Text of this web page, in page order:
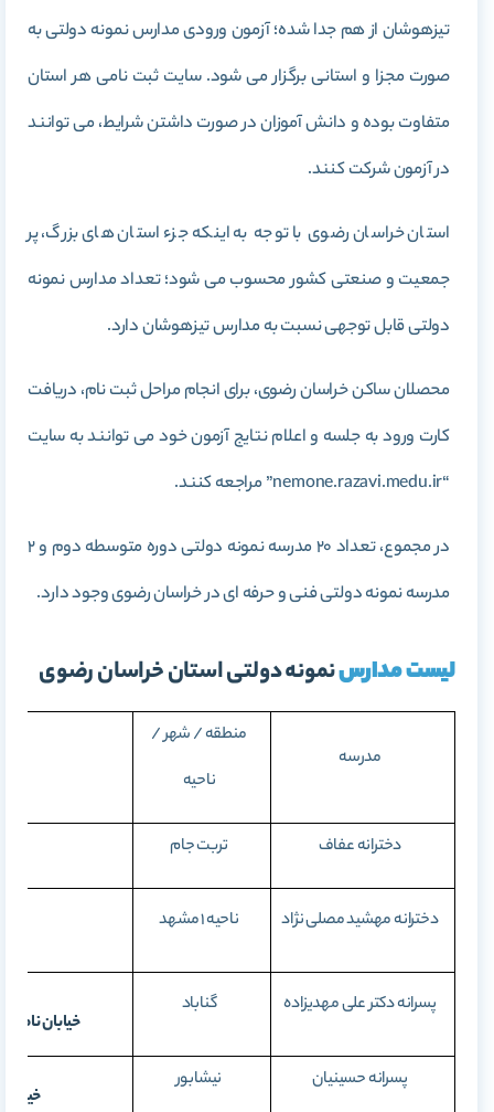
تیزهوشان از هم جدا شده؛ آزمون ورودی مدارس نمونه دولتی به
صورت مجزا و استانی برگزار می شود. سایت ثبت نامی هر استان
متفاوت بوده و دانش آموزان در صورت داشتن شرایط، می توانند
در آزمون شرکت کنند.
استان خراسان رضوی با توجه به اینکه جزء استان های بزرگ، پر
جمعیت و صنعتی کشور محسوب می شود؛ تعداد مدارس نمونه
دولتی قابل توجهی نسبت به مدارس تیزهوشان دارد.
محصلان ساکن خراسان رضوی، برای انجام مراحل ثبت نام، دریافت
کارت ورود به جلسه و اعلام نتایج آزمون خود می توانند به سایت
“nemone.razavi.medu.ir” مراجعه کنند.
در مجموع، تعداد 20 مدرسه نمونه دولتی دوره متوسطه دوم و 2
مدرسه نمونه دولتی فنی و حرفه ای در خراسان رضوی وجود دارد.
لیست مدارسنمونه دولتی استان خراسان رضوی
مدرسه
منطقه / شهر /
ناحیه
دخترانه عفاف تربت جام
دخترانه مهشید مصلی نژاد ناحیه 1 مشهد
پسرانه دکتر علی مهدیزاده گناباد
خیابان ناصر
پسرانه حسینیان نیشابور